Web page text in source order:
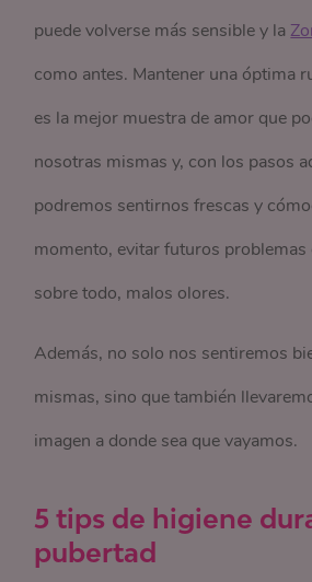
puede volverse más sensible y la
como antes. Mantener una óptima
es la mejor muestra de amor que
nosotras mismas y, con los pasos
podremos sentirnos frescas y
momento, evitar futuros problemas
sobre todo, malos olores.
Además, no solo nos sentiremos
mismas, sino que también
imagen a donde sea que vayamos.
5 tips de higiene
pubertad